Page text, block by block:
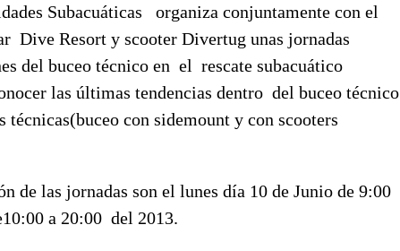
Subacuáticas organiza conjuntamente con el
Dive Resort y scooter Divertug unas jornadas
del buceo técnico en el rescate subacuático
las últimas tendencias dentro del buceo técnico
técnicas(buceo con sidemount y con scooters
de las jornadas son el lunes día 10 de Junio de 9:00
a 20:00 del 2013.